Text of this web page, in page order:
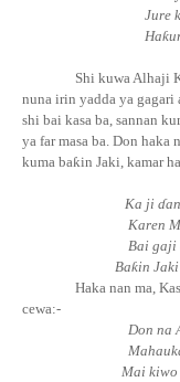
Jure
Haƙ
Shi kuwa Alhaji
nuna irin yadda ya gagari
shi bai kasa ba, sannan
ya far masa ba. Don haka
kuma baƙin Jaki, kamar
Ka ji
Karen
Bai gaji
Baƙin
Haka nan ma,
cewa:-
Don na
Mai kiwo